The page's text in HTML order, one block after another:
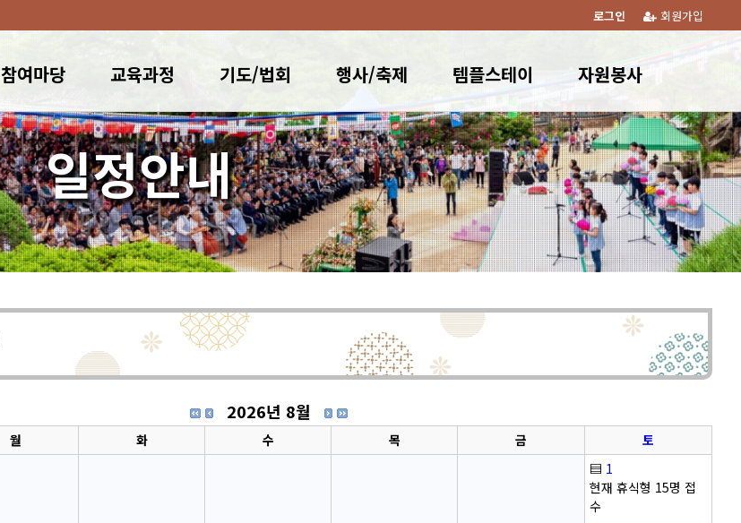
회원가입
로그인
참여마당 교육과정 기도/법회 행사/축제 템플스테이 자원봉사
일정안내
2026년 8월
월 화 수 목 금
토
▤ 1
현재 휴식형 15명 접
수